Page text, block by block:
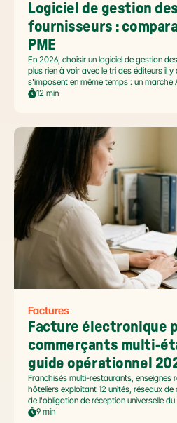
Logiciel de gestion
fournisseurs :
PME
En 2026, choisir un logiciel de gestion
plus rien à voir avec le tri des éditeurs il
s'imposent en même temps : un marché
USD en pleine accélération, une réforme
de traitement, selon Forrester 2026).
outils pertinents pour les PME françaises
dans ce paysage en mouvement.
12 min
Factures
Facture électronique
commerçants multi-
guide opérationnel
Franchisés multi-restaurants, enseignes
hôteliers exploitant 12 unités, réseaux
de l'obligation de réception universelle
commerçants multi-établissement ont un
9 min